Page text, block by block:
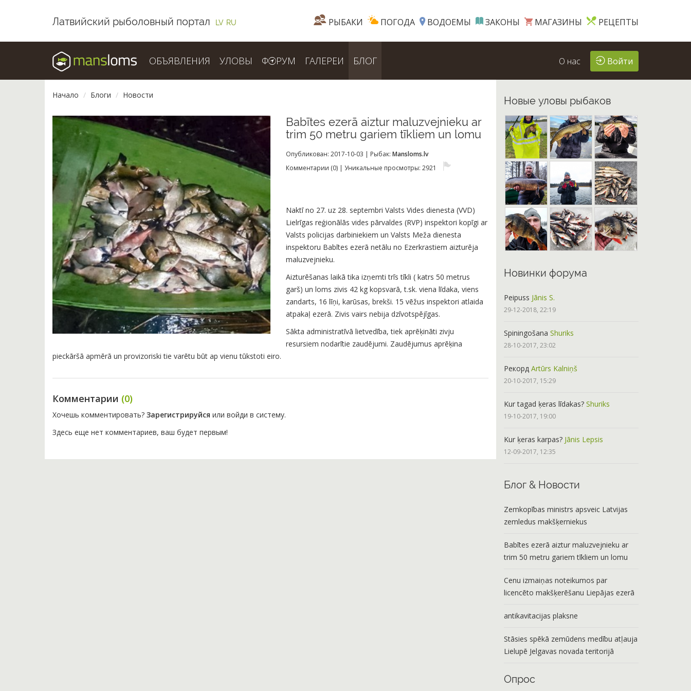
Латвийский рыболовный портал LV RU РЫБАКИ ПОГОДА ВОДОЕМЫ ЗАКОНЫ МАГАЗИНЫ РЕЦЕПТЫ
ОБЪЯВЛЕНИЯ УЛОВЫ Ф РУМ ГАЛЕРЕИ БЛОГ О нас Войти
Начало Блоги Новости
Babītes ezerā aiztur maluzvejnieku ar
trim 50 metru gariem tīkliem un lomu
Опубликован: 2017-10-03 | Рыбак: Mansloms.lv
Комментарии (0)| Уникальные просмотры: 2921
Naktī no 27. uz 28. septembri Valsts Vides dienesta (VVD)
Lielrīgas reģionālās vides pārvaldes (RVP) inspektori kopīgi ar
Valsts policijas darbiniekiem un Valsts Meža dienesta
inspektoru Babītes ezerā netālu no Ezerkrastiem aizturēja
maluzvejnieku.
Aizturēšanas laikā tika izņemti trīs tīkli ( katrs 50 metrus
garš) un loms zivis 42 kg kopsvarā, t.sk. viena līdaka, viens
zandarts, 16 līņi, karūsas, brekši. 15 vēžus inspektori atlaida
atpakaļ ezerā. Zivis vairs nebija dzīvotspējīgas.
Sākta administratīvā lietvedība, tiek aprēķināti zivju
resursiem nodarītie zaudējumi. Zaudējumus aprēķina
pieckāršā apmērā un provizoriski tie varētu būt ap vienu tūkstoti eiro.
Комментарии (0)
Хочешь комментировать? Зарегистрируйся или войди в систему.
Здесь еще нет комментариев, ваш будет первым!
Новые уловы рыбаков
Новинки форума
Peipuss Jānis S.
29-12-2018, 22:19
Spiningošana Shuriks
28-10-2017, 23:02
Рекорд Artūrs Kalniņš
20-10-2017, 15:29
Kur tagad ķeras līdakas? Shuriks
19-10-2017, 19:00
Kur ķeras karpas? Jānis Lepsis
12-09-2017, 12:35
Блог & Новости
Zemkopības ministrs apsveic Latvijas
zemledus makšķerniekus
Babītes ezerā aiztur maluzvejnieku ar
trim 50 metru gariem tīkliem un lomu
Cenu izmaiņas noteikumos par
licencēto makšķerēšanu Liepājas ezerā
antikavitacijas plaksne
Stāsies spēkā zemūdens medību atļauja
Lielupē Jelgavas novada teritorijā
Опрос